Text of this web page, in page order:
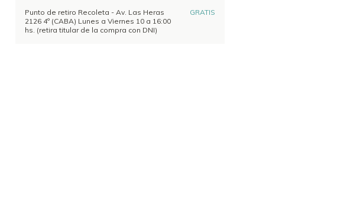
Punto de retiro Recoleta - Av. Las Heras
2126 4º (CABA) Lunes a Viernes 10 a 16:00
hs. (retira titular de la compra con DNI)
GRATIS